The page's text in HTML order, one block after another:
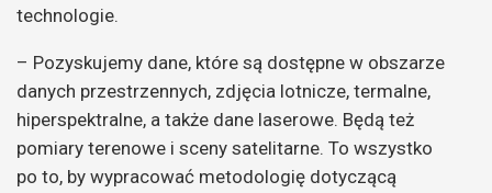
technologie.
– Pozyskujemy dane, które są dostępne w obszarze
danych przestrzennych, zdjęcia lotnicze, termalne,
hiperspektralne, a także dane laserowe. Będą też
pomiary terenowe i sceny satelitarne. To wszystko
po to, by wypracować metodologię dotyczącą